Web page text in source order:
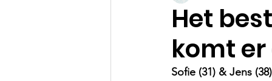
Het
komt
Sofie (31) & Jens (38)